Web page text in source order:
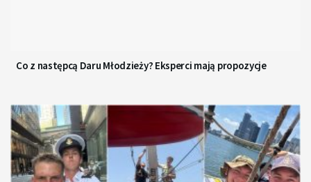
Co z następcą Daru Młodzieży? Eksperci mają propozycje